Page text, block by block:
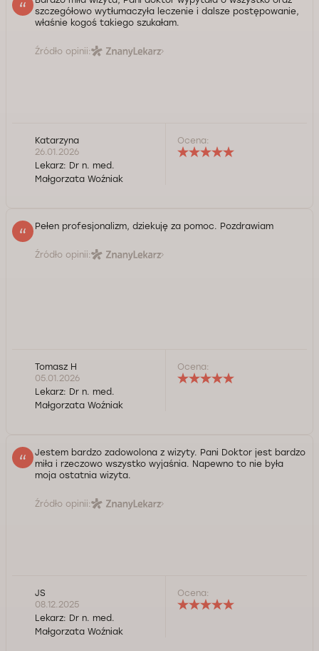
szczegółowo wytłumaczyła leczenie i dalsze postępowanie,
właśnie kogoś takiego szukałam.
Źródło opinii:
Katarzyna
26.01.2026
Lekarz: Dr n. med.
Małgorzata Woźniak
Ocena:
Pełen profesjonalizm, dziekuję za pomoc. Pozdrawiam
Źródło opinii:
Tomasz H
05.01.2026
Lekarz: Dr n. med.
Małgorzata Woźniak
Ocena:
Jestem bardzo zadowolona z wizyty. Pani Doktor jest bardzo
miła i rzeczowo wszystko wyjaśnia. Napewno to nie była
moja ostatnia wizyta.
Źródło opinii:
JS
08.12.2025
Lekarz: Dr n. med.
Małgorzata Woźniak
Ocena: